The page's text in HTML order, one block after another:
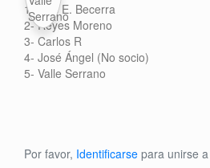
1- Luis E. Becerra
2- Reyes Moreno
3- Carlos R
4- José Ángel (No socio)
5- Valle Serrano
Por favor, Identificarse para unirse